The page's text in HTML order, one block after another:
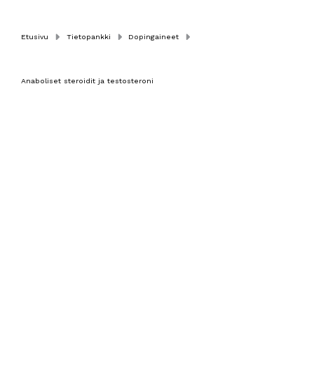
Etusivu Tietopankki Dopingaineet
Anaboliset steroidit ja testosteroni